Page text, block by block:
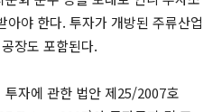
야 한다. 투자가 개방된 주류산업
장도 포함된다.
투자에 관한 법안 제25/2007호